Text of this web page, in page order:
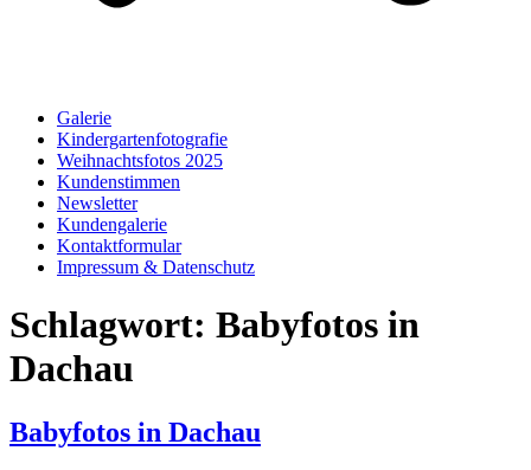
Galerie
Kindergartenfotografie
Weihnachtsfotos 2025
Kundenstimmen
Newsletter
Kundengalerie
Kontaktformular
Impressum & Datenschutz
Schlagwort: Babyfotos in
Dachau
Babyfotos in Dachau